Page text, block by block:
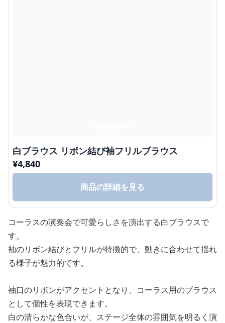
白ブラウス リボン結び袖フリルブラウス
¥4,840
商品の詳細を見る
コーラスの演奏会で可愛らしさを演出する白ブラウスで
す。
袖のリボン結びとフリルが特徴的で、動きに合わせて揺れ
る様子が魅力的です。
袖口のリボンがアクセントとなり、コーラス用のブラウス
として個性を表現できます。
白の清らかな色合いが、ステージ全体の雰囲気を明るく演